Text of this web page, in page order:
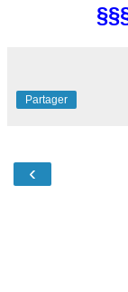
Partager
‹